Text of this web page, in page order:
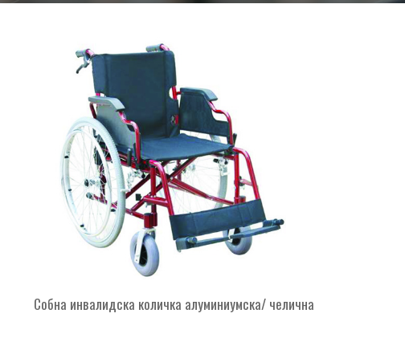
Собна инвалидска количка алуминиумска/ челична